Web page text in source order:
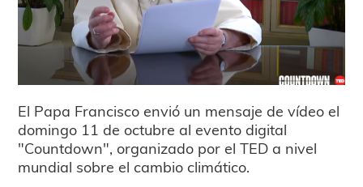
El Papa Francisco envió un mensaje de vídeo el
domingo 11 de octubre al evento digital
"Countdown", organizado por el TED a nivel
mundial sobre el cambio climático.